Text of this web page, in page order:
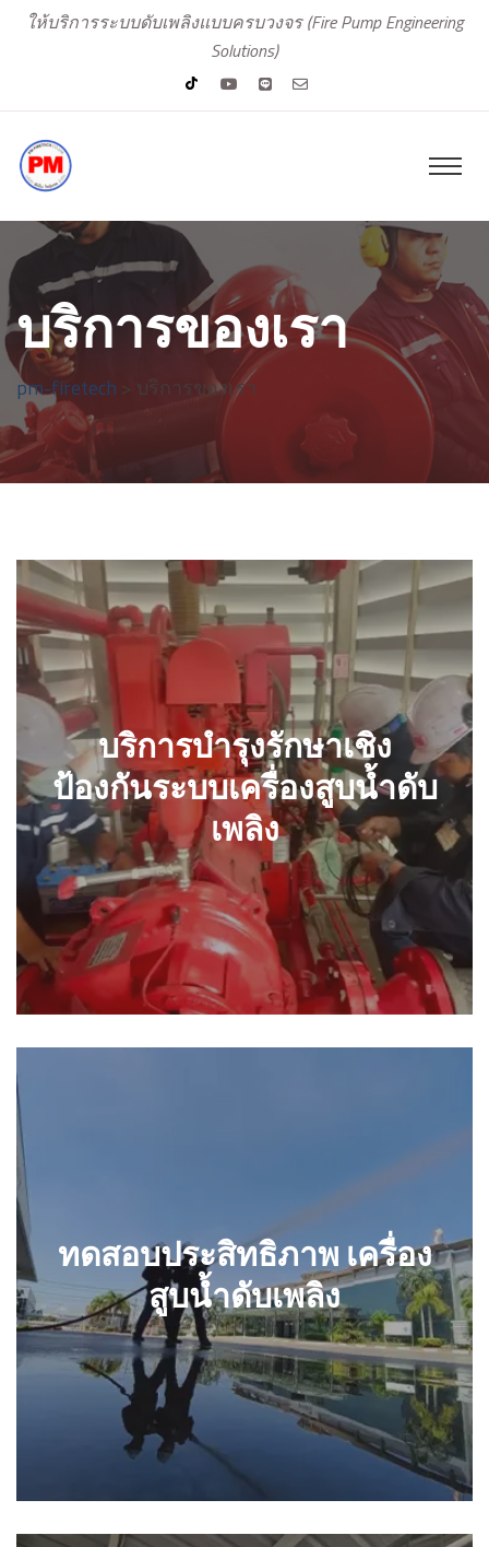
ให้บริการระบบดับเพลิงแบบครบวงจร (Fire Pump Engineering
Solutions)
บริการของเรา
pm-firetech > บริการของเรา
บริการบำรุงรักษาเชิง
ป้องกันระบบเครื่องสูบน้ำดับ
เพลิง
บริการบำรุงรักษาเชิงป้องกัน
ระบบเครื่องสูบน้ำดับเพลิง
รายละเอียด
ทดสอบประสิทธิภาพ เครื่อง
สูบน้ำดับเพลิง
ทดสอบประสิทธิภาพ เครื่องสูบ
รายละเอียด